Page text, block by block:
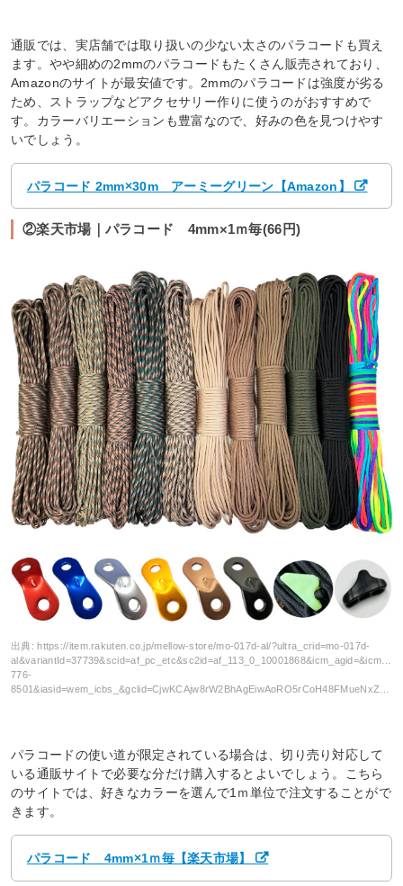
通販では、実店舗では取り扱いの少ない太さのパラコードも買え
ます。やや細めの2mmのパラコードもたくさん販売されており、
Amazonのサイトが最安値です。2mmのパラコードは強度が劣る
ため、ストラップなどアクセサリー作りに使うのがおすすめで
す。カラーバリエーションも豊富なので、好みの色を見つけやす
いでしょう。
パラコード 2mm×30m アーミーグリーン【Amazon】
②楽天市場｜パラコード 4mm×1ｍ毎(66円)
出典: https://item.rakuten.co.jp/mellow-store/mo-017d-al/?ultra_crid=mo-017d-
776-
8501&iasid=wem_icbs_&gclid=CjwKCAjw8rW2BhAgEiwAoRO5rCoH48FMueNxZ7RJ8GP4ESufhYpFpUsR5GkrPNyh4RuEOt0TVHIGtBoCYTcQAvD_BwE
パラコードの使い道が限定されている場合は、切り売り対応して
いる通販サイトで必要な分だけ購入するとよいでしょう。こちら
のサイトでは、好きなカラーを選んで1ｍ単位で注文することがで
きます。
パラコード 4mm×1ｍ毎【楽天市場】